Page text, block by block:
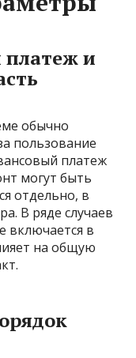
и
обычно
пользование
платеж
могут быть
отдельно, в
В ряде случаев
включается в
на общую